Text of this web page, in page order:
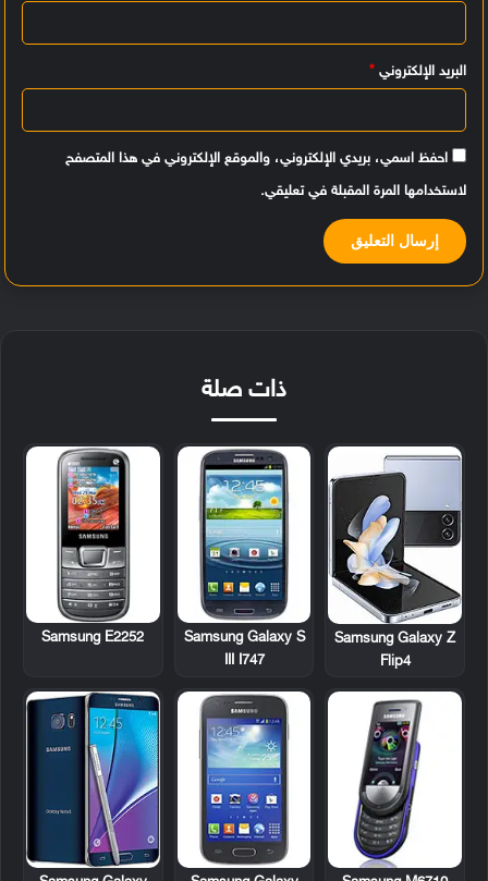
البريد الإلكتروني *
احفظ اسمي، بريدي الإلكتروني، والموقع الإلكتروني في هذا المتصفح
لاستخدامها المرة المقبلة في تعليقي.
ذات صلة
Samsung Galaxy Z
Flip4
Samsung Galaxy S
III I747
Samsung E2252